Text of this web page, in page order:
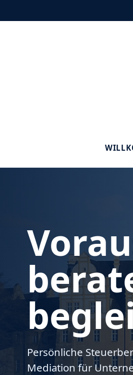
Persönliche
Mediation für